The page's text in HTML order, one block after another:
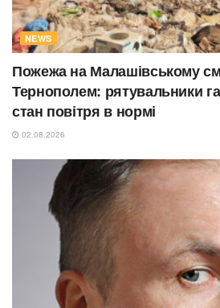
NEWS
Пожежа на Малашівському
Тернополем: рятувальники
стан повітря в нормі
02.08.2026